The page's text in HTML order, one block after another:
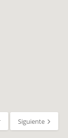
Siguiente